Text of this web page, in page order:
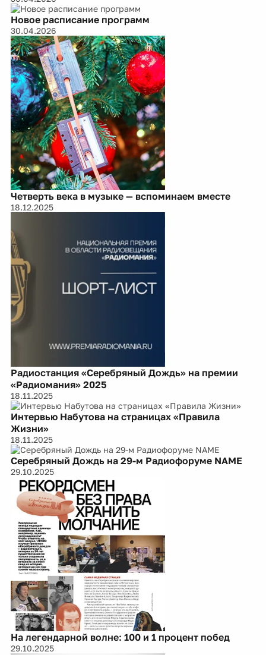
Новое расписание программ
30.04.2026
Четверть века в музыке — вспоминаем вместе
18.12.2025
Радиостанция «Серебряный Дождь» на премии
«Радиомания» 2025
18.11.2025
Интервью Набутова на страницах «Правила
Жизни»
18.11.2025
Серебряный Дождь на 29-м Радиофоруме NAME
29.10.2025
На легендарной волне: 100 и 1 процент побед
29.10.2025